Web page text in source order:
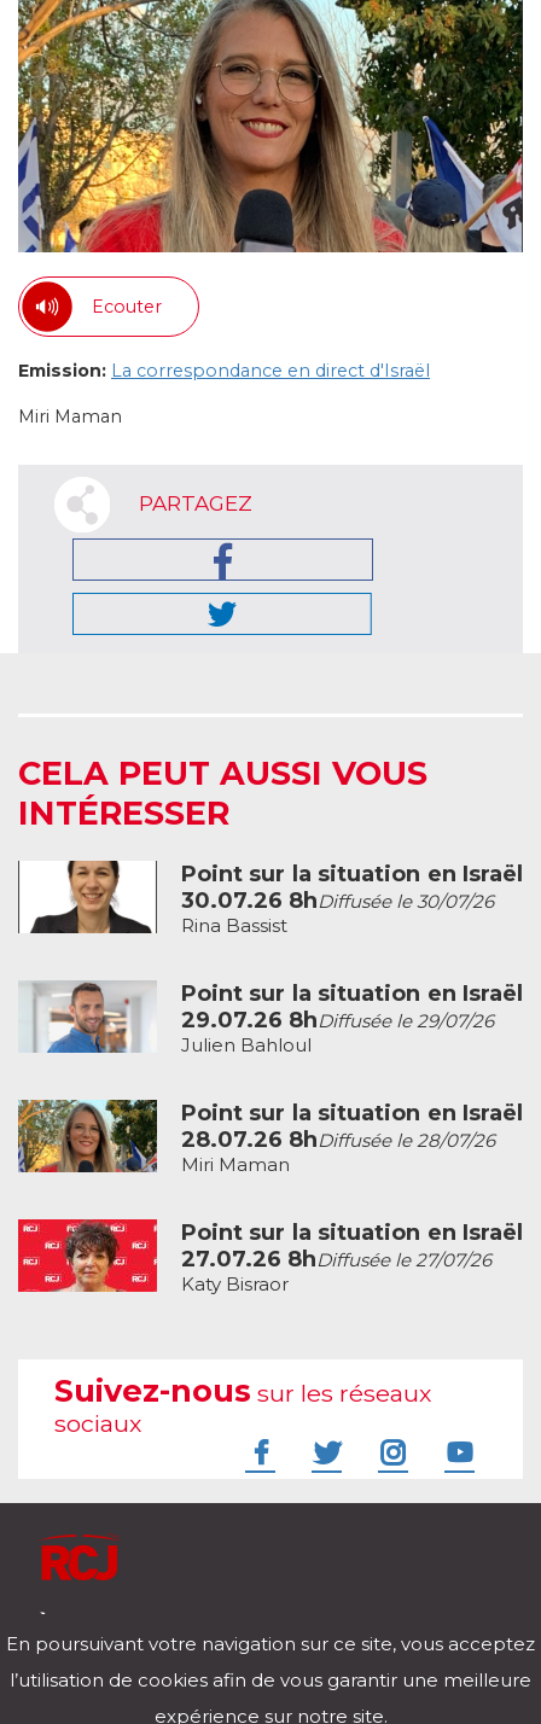
Ecouter
Emission: La correspondance en direct d'Israël
Miri Maman
PARTAGEZ
CELA PEUT AUSSI VOUS
INTÉRESSER
Point sur la situation en Israël
30.07.26 8hDiffusée le 30/07/26
Rina Bassist
Point sur la situation en Israël
29.07.26 8hDiffusée le 29/07/26
Julien Bahloul
Point sur la situation en Israël
28.07.26 8hDiffusée le 28/07/26
Miri Maman
Point sur la situation en Israël
27.07.26 8hDiffusée le 27/07/26
Katy Bisraor
Suivez-nous sur les réseaux
sociaux
Télécharger notre application pour iOs et Android
En poursuivant votre navigation sur ce site, vous acceptez
l’utilisation de cookies afin de vous garantir une meilleure
expérience sur notre site.